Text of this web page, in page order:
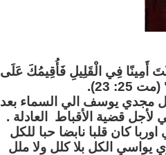
أَمِينًا فِي الْقَلِيلِ فَأُقِيمُكَ عَلَى
23).
مجدي يوسف الي السماء بعد
قضية الأقباط العادلة .
كان قلبا نابضا حبا للكل
يواسي الكل بلا كلل ولا ملل